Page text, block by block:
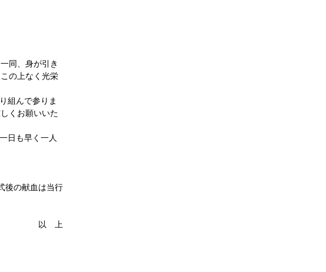
同、身が引き
の上なく光栄
組んで参りま
くお願いいた
日も早く一人
後の献血は当行
以 上